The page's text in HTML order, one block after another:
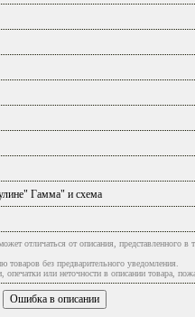
Гамма" и схема
отличаться от описания, представленного
без предварительного уведомления.
или неточности в описании товара,